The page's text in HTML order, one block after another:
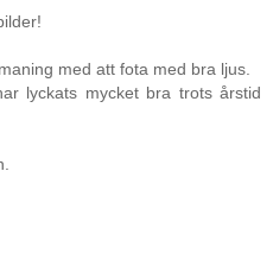
med att fota med bra ljus.
lyckats mycket bra trots årstid